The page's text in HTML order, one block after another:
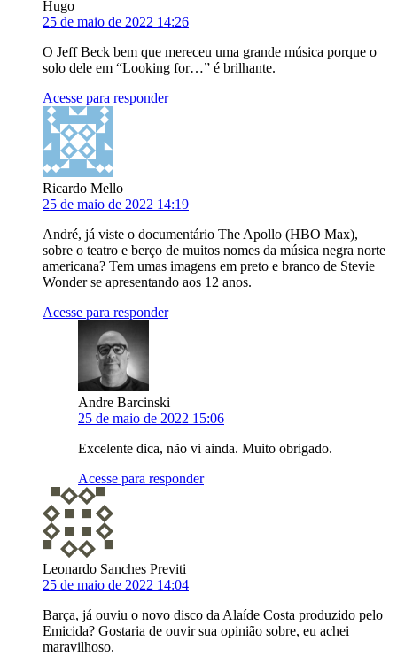
Hugo
25 de maio de 2022 14:26
O Jeff Beck bem que mereceu uma grande música porque o
solo dele em “Looking for…” é brilhante.
Acesse para responder
Ricardo Mello
25 de maio de 2022 14:19
André, já viste o documentário The Apollo (HBO Max),
sobre o teatro e berço de muitos nomes da música negra norte
americana? Tem umas imagens em preto e branco de Stevie
Wonder se apresentando aos 12 anos.
Acesse para responder
Andre Barcinski
25 de maio de 2022 15:06
Excelente dica, não vi ainda. Muito obrigado.
Acesse para responder
Leonardo Sanches Previti
25 de maio de 2022 14:04
Barça, já ouviu o novo disco da Alaíde Costa produzido pelo
Emicida? Gostaria de ouvir sua opinião sobre, eu achei
maravilhoso.